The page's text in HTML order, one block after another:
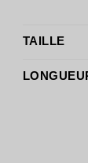
TAILLE